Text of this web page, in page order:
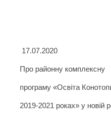
17.07.2020
Про районну комплексну
програму «Освіта
2019-2021 роках» у новій